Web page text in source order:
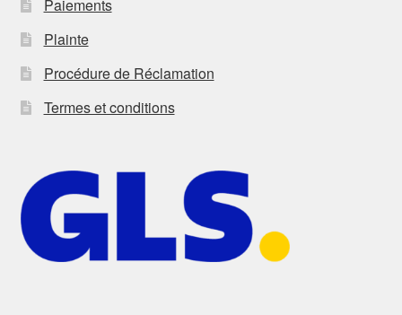
Paiements
Plainte
Procédure de Réclamation
Termes et conditions